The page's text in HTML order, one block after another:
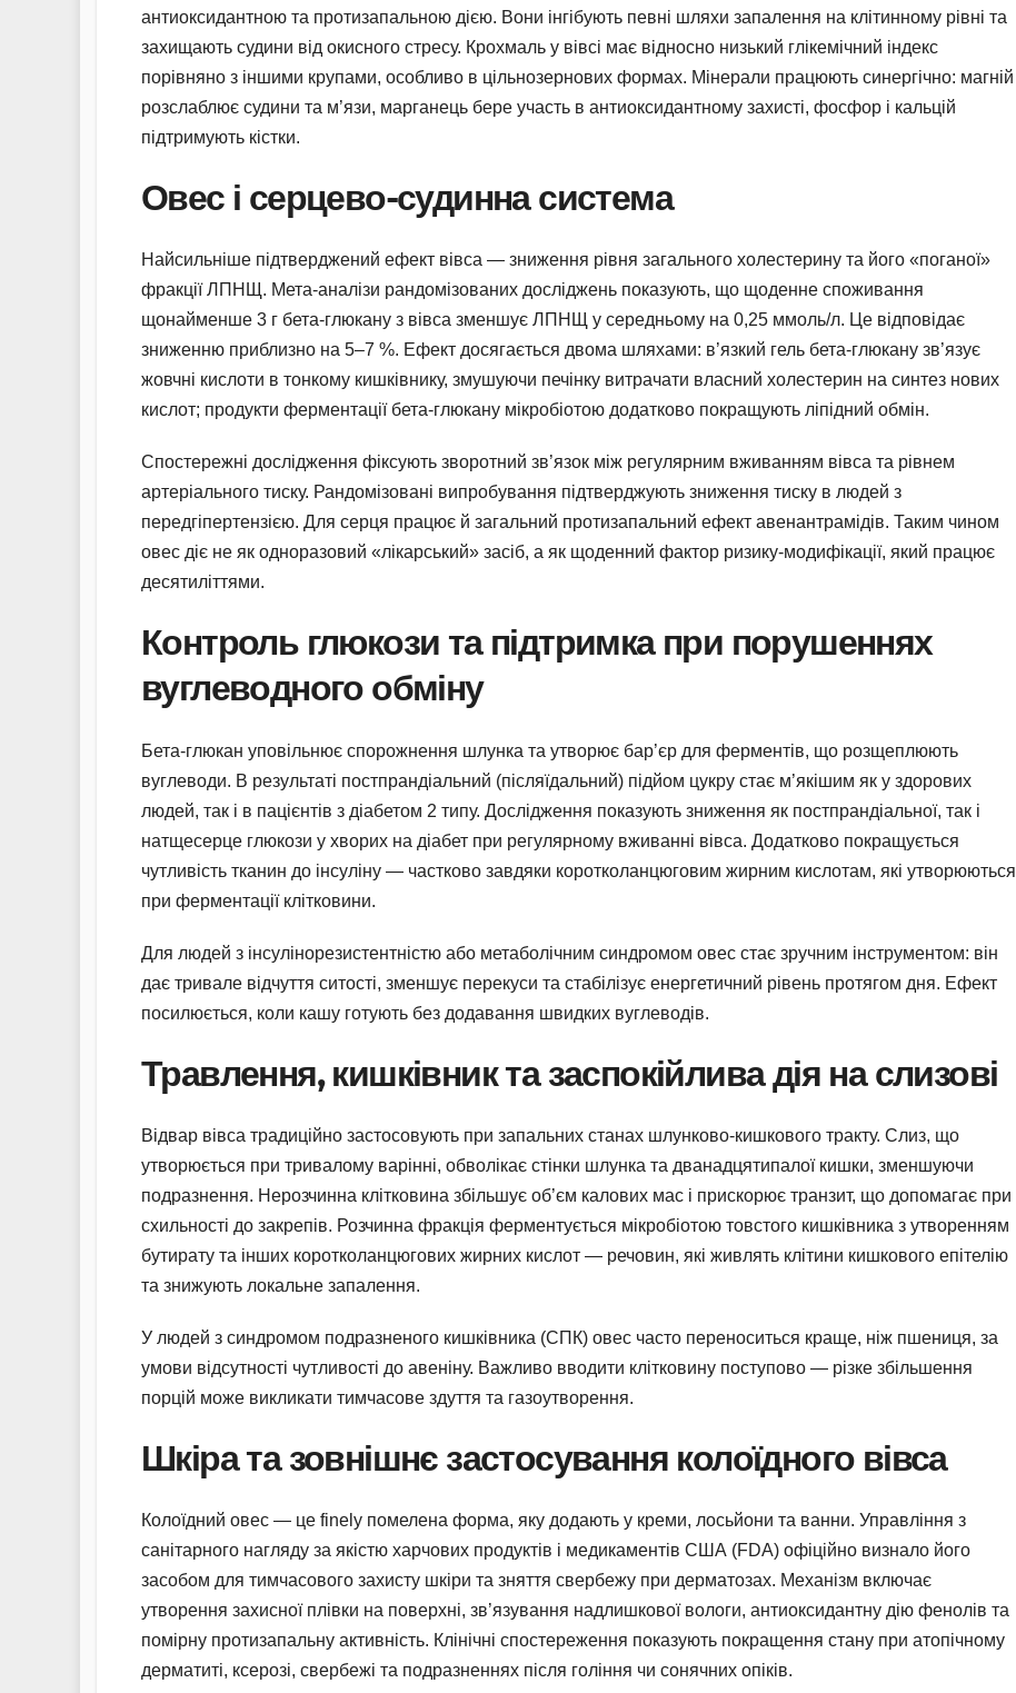
антиоксидантною та протизапальною дією. Вони інгібують певні шляхи запалення на клітинному рівні та
захищають судини від окисного стресу. Крохмаль у вівсі має відносно низький глікемічний індекс
порівняно з іншими крупами, особливо в цільнозернових формах. Мінерали працюють синергічно: магній
розслаблює судини та м’язи, марганець бере участь в антиоксидантному захисті, фосфор і кальцій
підтримують кістки.
Овес і серцево-судинна система
Найсильніше підтверджений ефект вівса — зниження рівня загального холестерину та його «поганої»
фракції ЛПНЩ. Мета-аналізи рандомізованих досліджень показують, що щоденне споживання
щонайменше 3 г бета-глюкану з вівса зменшує ЛПНЩ у середньому на 0,25 ммоль/л. Це відповідає
зниженню приблизно на 5–7 %. Ефект досягається двома шляхами: в’язкий гель бета-глюкану зв’язує
жовчні кислоти в тонкому кишківнику, змушуючи печінку витрачати власний холестерин на синтез нових
кислот; продукти ферментації бета-глюкану мікробіотою додатково покращують ліпідний обмін.
Спостережні дослідження фіксують зворотний зв’язок між регулярним вживанням вівса та рівнем
артеріального тиску. Рандомізовані випробування підтверджують зниження тиску в людей з
передгіпертензією. Для серця працює й загальний протизапальний ефект авенантрамідів. Таким чином
овес діє не як одноразовий «лікарський» засіб, а як щоденний фактор ризику-модифікації, який працює
десятиліттями.
Контроль глюкози та підтримка при порушеннях
вуглеводного обміну
Бета-глюкан уповільнює спорожнення шлунка та утворює бар’єр для ферментів, що розщеплюють
вуглеводи. В результаті постпрандіальний (післяїдальний) підйом цукру стає м’якішим як у здорових
людей, так і в пацієнтів з діабетом 2 типу. Дослідження показують зниження як постпрандіальної, так і
натщесерце глюкози у хворих на діабет при регулярному вживанні вівса. Додатково покращується
чутливість тканин до інсуліну — частково завдяки коротколанцюговим жирним кислотам, які утворюються
при ферментації клітковини.
Для людей з інсулінорезистентністю або метаболічним синдромом овес стає зручним інструментом: він
дає тривале відчуття ситості, зменшує перекуси та стабілізує енергетичний рівень протягом дня. Ефект
посилюється, коли кашу готують без додавання швидких вуглеводів.
Травлення, кишківник та заспокійлива дія на слизові
Відвар вівса традиційно застосовують при запальних станах шлунково-кишкового тракту. Слиз, що
утворюється при тривалому варінні, обволікає стінки шлунка та дванадцятипалої кишки, зменшуючи
подразнення. Нерозчинна клітковина збільшує об’єм калових мас і прискорює транзит, що допомагає при
схильності до закрепів. Розчинна фракція ферментується мікробіотою товстого кишківника з утворенням
бутирату та інших коротколанцюгових жирних кислот — речовин, які живлять клітини кишкового епітелію
та знижують локальне запалення.
У людей з синдромом подразненого кишківника (СПК) овес часто переноситься краще, ніж пшениця, за
умови відсутності чутливості до авеніну. Важливо вводити клітковину поступово — різке збільшення
порцій може викликати тимчасове здуття та газоутворення.
Шкіра та зовнішнє застосування колоїдного вівса
Колоїдний овес — це finely помелена форма, яку додають у креми, лосьйони та ванни. Управління з
санітарного нагляду за якістю харчових продуктів і медикаментів США (FDA) офіційно визнало його
засобом для тимчасового захисту шкіри та зняття свербежу при дерматозах. Механізм включає
утворення захисної плівки на поверхні, зв’язування надлишкової вологи, антиоксидантну дію фенолів та
помірну протизапальну активність. Клінічні спостереження показують покращення стану при атопічному
дерматиті, ксерозі, свербежі та подразненнях після гоління чи сонячних опіків.